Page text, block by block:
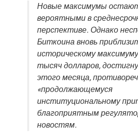
Новые максимумы
вероятными в
перспективе. Однако
Биткоина вновь
историческому
тысяч долларов,
этого месяца,
«продолжающемуся
институциональному
благоприятным
новостям.